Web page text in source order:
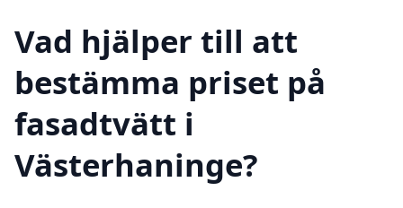
Vad hjälper till att
bestämma priset på
fasadtvätt i
Västerhaninge?